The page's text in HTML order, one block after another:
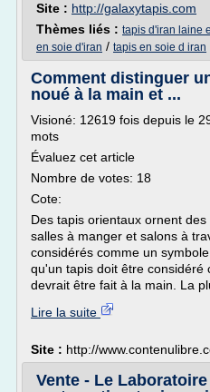
Site : http://galaxytapis.com
Thèmes liés : tapis d'iran laine
en soie d'iran / tapis en soie d iran
Comment distinguer
noué à la main et ...
Visioné: 12619 fois depuis le
mots
Évaluez cet article
Nombre de votes: 18
Cote:
Des tapis orientaux ornent
salles à manger et salons à
considérés comme un
qu'un tapis doit être considéré
devrait être fait à la main. La
Lire la suite
Site : http://
Vente - Le